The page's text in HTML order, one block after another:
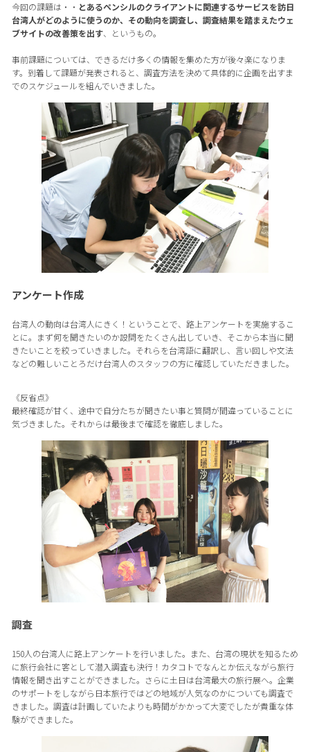
今回の課題は・・ とあるペンシルのクライアントに関連するサービスを訪日
台湾人がどのように使うのか、その動向を調査し、調査結果を踏まえたウェ
ブサイトの改善策を出す、というもの。
事前課題については、できるだけ多くの情報を集めた方が後々楽になりま
す。到着して課題が発表されると、調査方法を決めて具体的に企画を出すま
でのスケジュールを組んでいきました。
アンケート作成
台湾人の動向は台湾人にきく！ということで、路上アンケートを実施するこ
とに。まず何を聞きたいのか設問をたくさん出していき、そこから本当に聞
きたいことを絞っていきました。それらを台湾語に翻訳し、言い回しや文法
などの難しいことろだけ台湾人のスタッフの方に確認していただきました。
《反省点》
最終確認が甘く、途中で自分たちが聞きたい事と質問が間違っていることに
気づきました。それからは最後まで確認を徹底しました。
調査
150人の台湾人に路上アンケートを行いました。また、台湾の現状を知るため
に旅行会社に客として潜入調査も決行！カタコトでなんとか伝えながら旅行
情報を聞き出すことができました。さらに土日は台湾最大の旅行展へ。企業
のサポートをしながら日本旅行ではどの地域が人気なのかについても調査で
きました。調査は計画していたよりも時間がかかって大変でしたが貴重な体
験ができました。